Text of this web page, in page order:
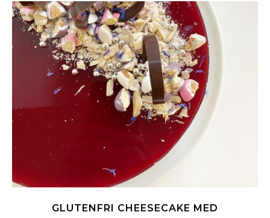
GLUTENFRI CHEESECAKE MED